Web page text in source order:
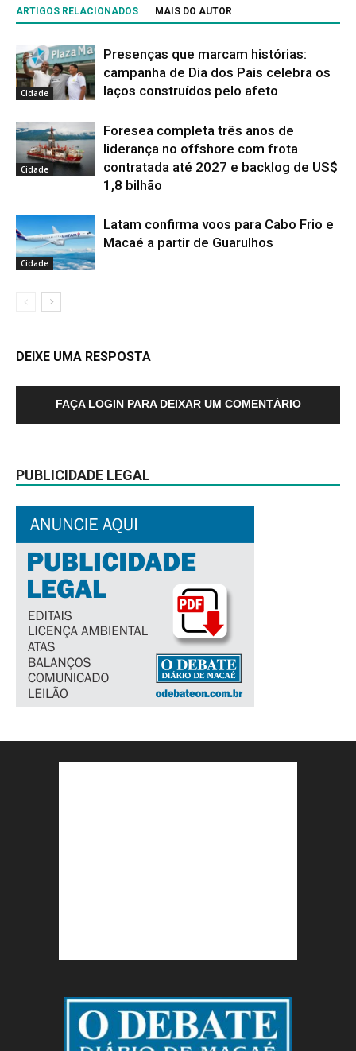
ARTIGOS RELACIONADOS MAIS DO AUTOR
Cidade
Presenças que marcam histórias:
campanha de Dia dos Pais celebra os
laços construídos pelo afeto
Cidade
Foresea completa três anos de
liderança no offshore com frota
contratada até 2027 e backlog de US$
1,8 bilhão
Cidade
Latam confirma voos para Cabo Frio e
Macaé a partir de Guarulhos
DEIXE UMA RESPOSTA
FAÇA LOGIN PARA DEIXAR UM COMENTÁRIO
PUBLICIDADE LEGAL